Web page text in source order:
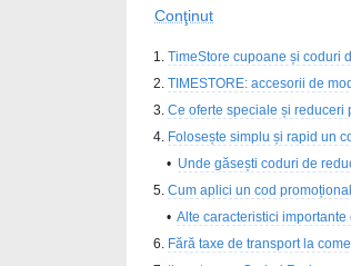
Conţinut
TimeStore cupoane și coduri
TIMESTORE: accesorii de
Ce oferte speciale și reduceri
Folosește simplu și rapid un
Unde găsești coduri de
Cum aplici un cod
Alte caracteristici
Fără taxe de transport la